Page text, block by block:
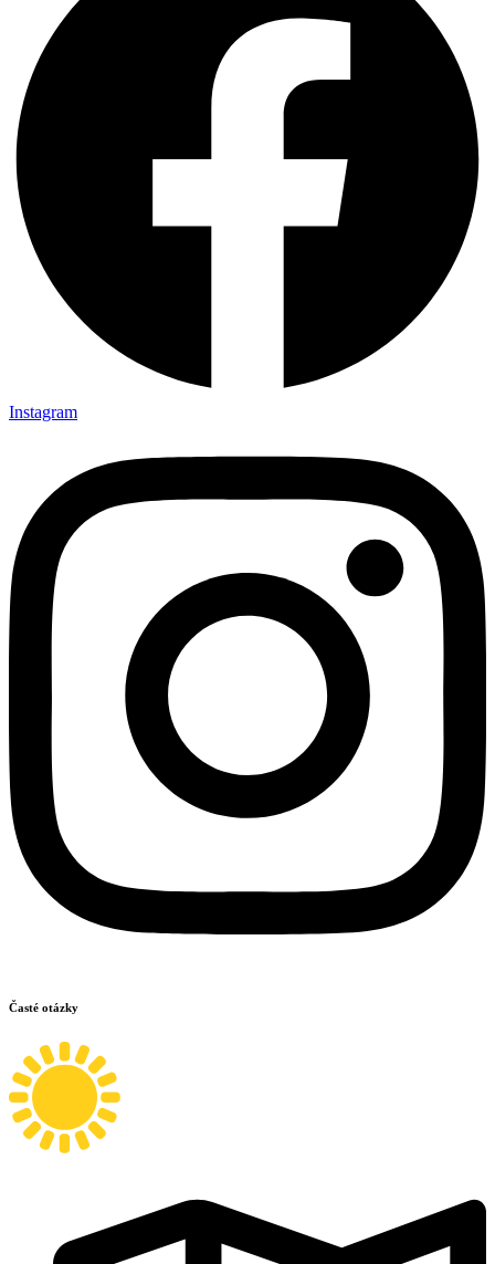
Instagram
Časté otázky